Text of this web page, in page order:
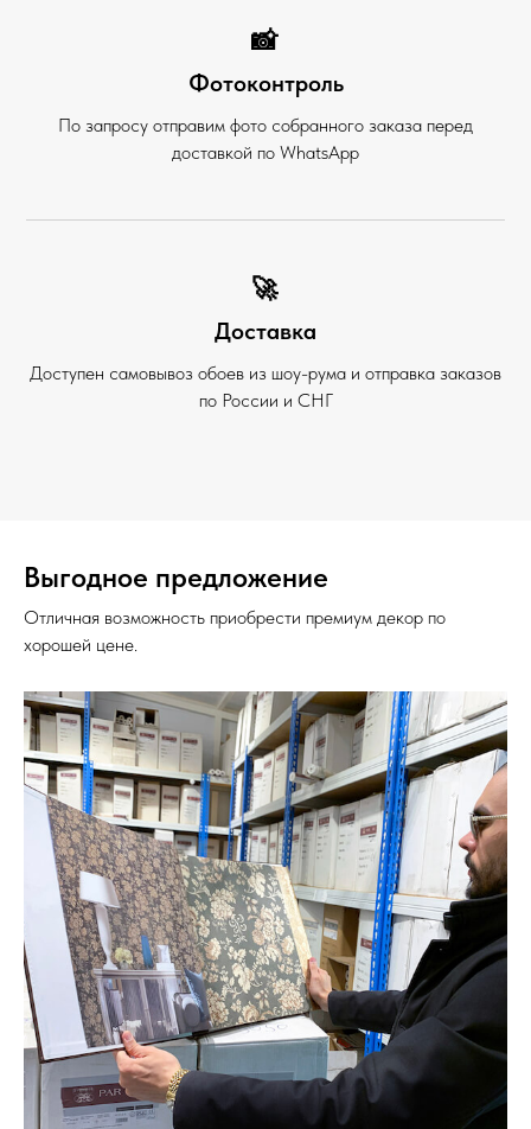
📸
Фотоконтроль
По запросу отправим фото собранного заказа перед
доставкой по WhatsApp
🚀
Доставка
Доступен самовывоз обоев из шоу-рума и отправка заказов
по России и СНГ
Выгодное предложение
Отличная возможность приобрести премиум декор по
хорошей цене.